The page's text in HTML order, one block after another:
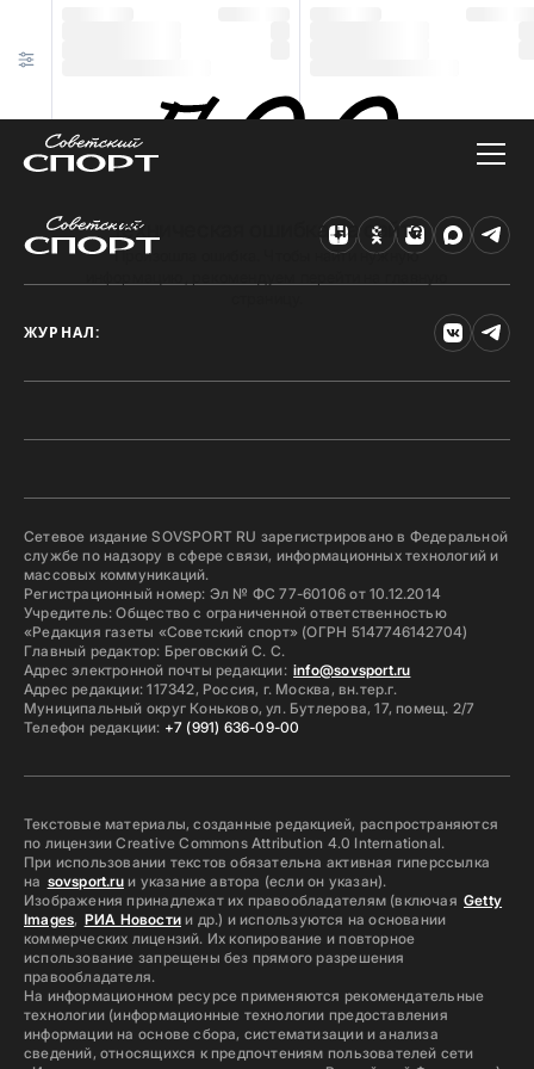
Техническая ошибка на сайте
Произошла ошибка. Чтобы найти нужную
ЖУРНАЛ:
Сетевое издание SOVSPORT RU зарегистрировано в Федеральной
службе по надзору в сфере связи, информационных технологий и
массовых коммуникаций.
Регистрационный номер: Эл № ФС 77-60106 от 10.12.2014
Учредитель: Общество с ограниченной ответственностью
«Редакция газеты «Советский спорт» (ОГРН 5147746142704)
Главный редактор: Бреговский С. С.
Адрес электронной почты редакции: info@sovsport.ru
Адрес редакции: 117342, Россия, г. Москва, вн.тер.г.
Муниципальный округ Коньково, ул. Бутлерова, 17, помещ. 2/7
Телефон редакции: +7 (991) 636-09-00
Текстовые материалы, созданные редакцией, распространяются
по лицензии Creative Commons Attribution 4.0 International.
При использовании текстов обязательна активная гиперссылка
на sovsport.ruи указание автора (если он указан).
Изображения принадлежат их правообладателям (включая Getty
Images, РИА Новостии др.) и используются на основании
коммерческих лицензий. Их копирование и повторное
использование запрещены без прямого разрешения
правообладателя.
На информационном ресурсе применяются рекомендательные
технологии (информационные технологии предоставления
информации на основе сбора, систематизации и анализа
сведений, относящихся к предпочтениям пользователей сети